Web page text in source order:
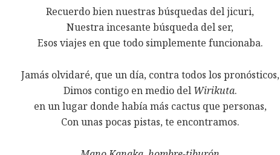
Recuerdo bien nuestras búsquedas del jicuri,
Nuestra incesante búsqueda del ser,
Esos viajes en que todo simplemente funcionaba.
Jamás olvidaré, que un día, contra todos los pronósticos,
Dimos contigo en medio del Wirikuta.
en un lugar donde había más cactus que personas,
Con unas pocas pistas, te encontramos.